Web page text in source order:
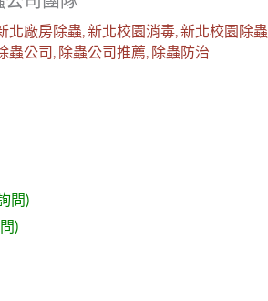
北廠房除蟲,新北校園消毒,新北校園除蟲
蟲公司 , 除蟲公司推薦, 除蟲防治
問)
)